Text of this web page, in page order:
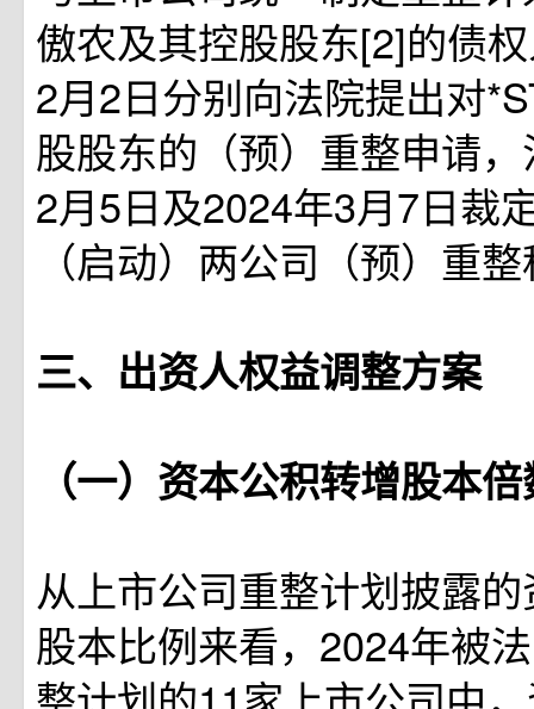
傲农及其控股股东[2]的债
2月2日分别向法院提出对
股股东的（预）重整申请
2月5日及2024年3月7日裁
（启动）两公司（预）重
三、出资人权益调整方案
（一）资本公积转增股本
从上市公司重整计划披露
股本比例来看，2024年被